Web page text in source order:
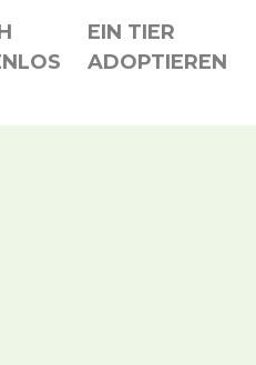
EIN TIER
ADOPTIEREN